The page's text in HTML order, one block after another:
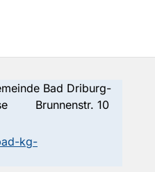
Bad Driburg-
Brunnenstr. 10
kg-